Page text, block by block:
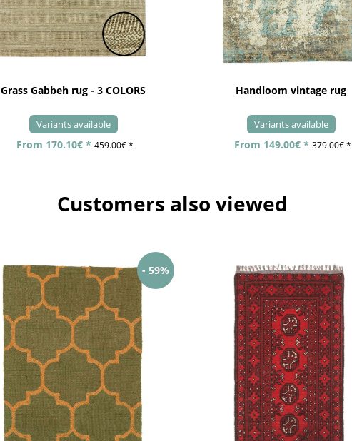
Grass Gabbeh rug - 3 COLORS
Variants available
From 170.10€ * 459.00€ *
Handloom vintage rug
Variants available
From 149.00€ * 379.00€ *
Customers also viewed
- 59%